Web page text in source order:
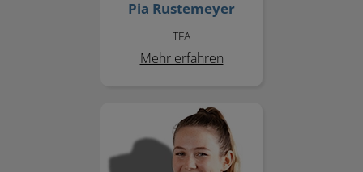
Pia Rustemeyer
TFA
Mehr erfahren
Hannah Bickmann